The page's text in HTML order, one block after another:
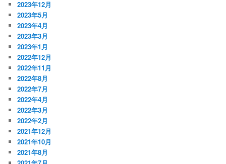
2023年12月
2023年5月
2023年4月
2023年3月
2023年1月
2022年12月
2022年11月
2022年8月
2022年7月
2022年4月
2022年3月
2022年2月
2021年12月
2021年10月
2021年8月